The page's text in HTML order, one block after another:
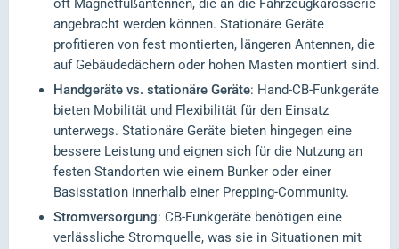
oft Magnetfußantennen, die an die Fahrzeugkarosserie
angebracht werden können. Stationäre Geräte
profitieren von fest montierten, längeren Antennen, die
auf Gebäudedächern oder hohen Masten montiert sind.
Handgeräte vs. stationäre Geräte: Hand-CB-Funkgeräte
bieten Mobilität und Flexibilität für den Einsatz
unterwegs. Stationäre Geräte bieten hingegen eine
bessere Leistung und eignen sich für die Nutzung an
festen Standorten wie einem Bunker oder einer
Basisstation innerhalb einer Prepping-Community.
Stromversorgung: CB-Funkgeräte benötigen eine
verlässliche Stromquelle, was sie in Situationen mit